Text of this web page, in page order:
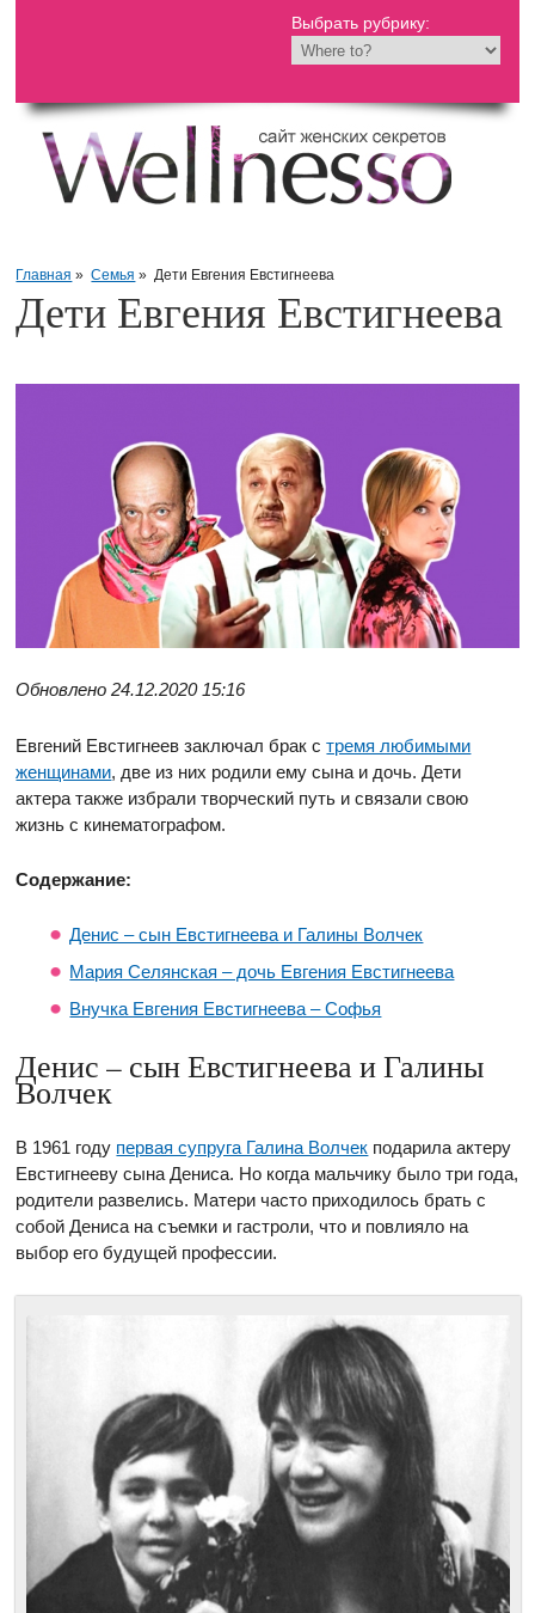
Выбрать рубрику:
Главная » Семья » Дети Евгения Евстигнеева
Дети Евгения Евстигнеева
Обновлено 24.12.2020 15:16
Евгений Евстигнеев заключал брак стремя любимыми
женщинами, две из них родили ему сына и дочь. Дети
актера также избрали творческий путь и связали свою
жизнь с кинематографом.
Содержание:
Денис – сын Евстигнеева и Галины Волчек
Мария Селянская – дочь Евгения Евстигнеева
Внучка Евгения Евстигнеева – Софья
Денис – сын Евстигнеева и Галины
Волчек
В 1961 году первая супруга Галина Волчек подарила актеру
Евстигнееву сына Дениса. Но когда мальчику было три года,
родители развелись. Матери часто приходилось брать с
собой Дениса на съемки и гастроли, что и повлияло на
выбор его будущей профессии.